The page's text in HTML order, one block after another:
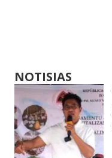
NOTISIAS